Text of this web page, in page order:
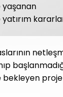
yaşanan
bekleyen